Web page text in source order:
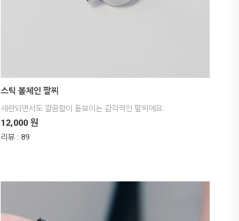
스틱 볼체인 팔찌
세련되면서도 깔끔함이 돋보이는 감각적인 팔찌에요.
12,000 원
리뷰 : 89